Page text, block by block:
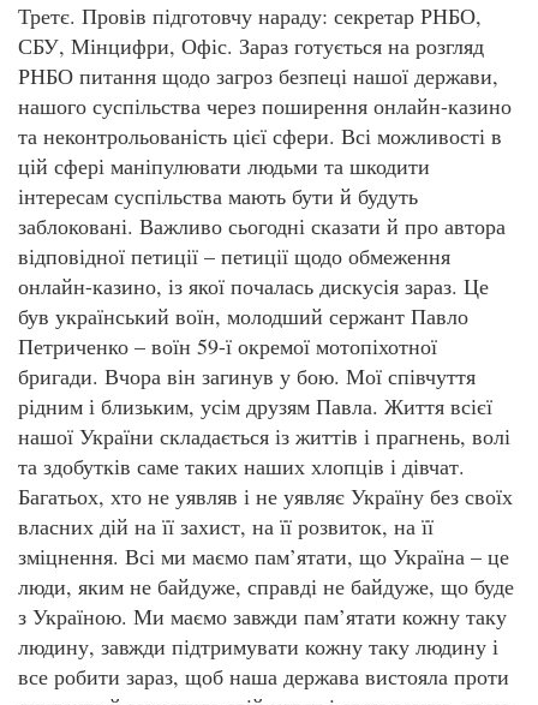
Третє. Провів підготовчу нараду: секретар РНБО,
СБУ, Мінцифри, Офіс. Зараз готується на розгляд
РНБО питання щодо загроз безпеці нашої держави,
нашого суспільства через поширення онлайн-казино
та неконтрольованість цієї сфери. Всі можливості в
цій сфері маніпулювати людьми та шкодити
інтересам суспільства мають бути й будуть
заблоковані. Важливо сьогодні сказати й про автора
відповідної петиції – петиції щодо обмеження
онлайн-казино, із якої почалась дискусія зараз. Це
був український воїн, молодший сержант Павло
Петриченко – воїн 59-ї окремої мотопіхотної
бригади. Вчора він загинув у бою. Мої співчуття
рідним і близьким, усім друзям Павла. Життя всієї
нашої України складається із життів і прагнень, волі
та здобутків саме таких наших хлопців і дівчат.
Багатьох, хто не уявляв і не уявляє Україну без своїх
власних дій на її захист, на її розвиток, на її
зміцнення. Всі ми маємо пам’ятати, що Україна – це
люди, яким не байдуже, справді не байдуже, що буде
з Україною. Ми маємо завжди пам’ятати кожну таку
людину, завжди підтримувати кожну таку людину і
все робити зараз, щоб наша держава вистояла проти